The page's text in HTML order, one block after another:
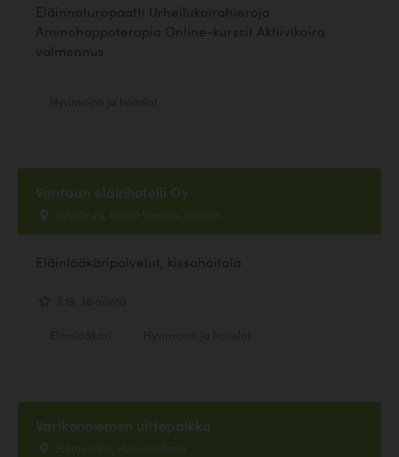
Eläinnaturopaatti Urheilukoirahieroja
Aminohappoterapia Online-kurssit Aktiivikoira
valmennus
Vantaan eläinhotelli Oy
Kytötie 29, 01360 Vantaa, Vantaa
Eläinlääkäripalvelut, kissahoitola
Varikonniemen uittopaikka
Hämeentie, Hämeenlinna